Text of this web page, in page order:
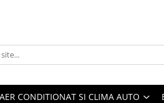
AER CONDITIONAT SI CLIMA AUTO